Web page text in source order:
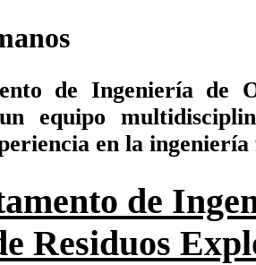
de Ingeniería de
equipo
en la
de
Residuos